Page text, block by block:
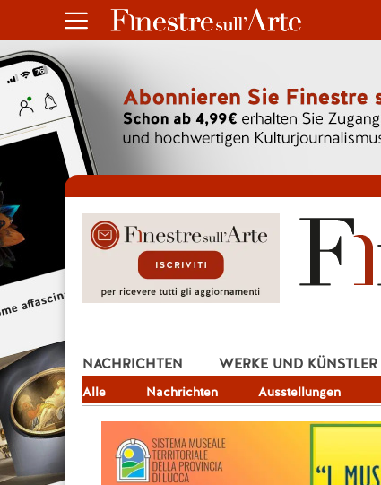
NACHRICHTEN
Alle Nachrichten Ausstellungen
WERKE UND KÜNSTLER
JOB